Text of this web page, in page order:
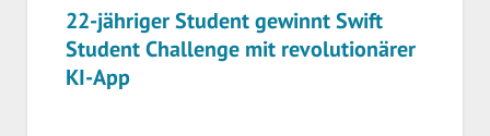
22-jähriger Student gewinnt Swift
Student Challenge mit revolutionärer
KI-App